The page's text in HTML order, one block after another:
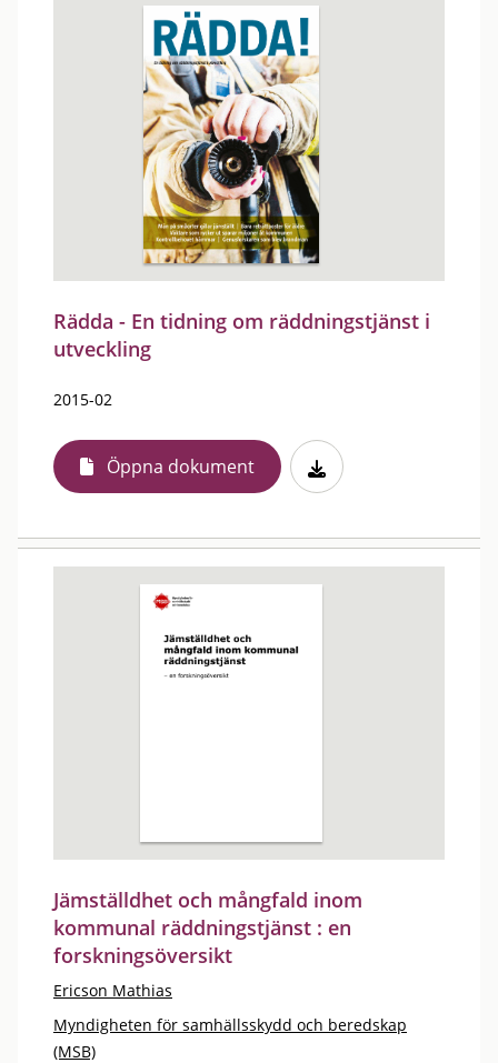
Rädda - En tidning om räddningstjänst i
utveckling
2015-02
Öppna dokument
Jämställdhet och mångfald inom
kommunal räddningstjänst : en
forskningsöversikt
Ericson Mathias
Myndigheten för samhällsskydd och beredskap
(MSB)